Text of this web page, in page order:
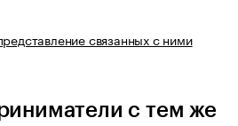
связанных с ними
с тем же